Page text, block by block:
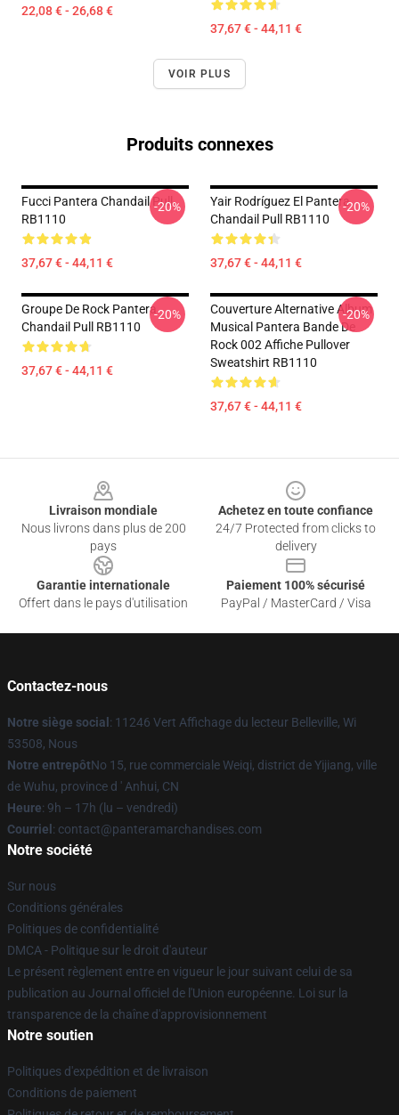
22,08 € - 26,68 €
37,67 € - 44,11 €
VOIR PLUS
Produits connexes
Fucci Pantera Chandail Pull
RB1110
37,67 € - 44,11 €
-20%
Yair Rodríguez El Pantera
Chandail Pull RB1110
37,67 € - 44,11 €
-20%
Groupe De Rock Pantera
Chandail Pull RB1110
37,67 € - 44,11 €
-20%
Couverture Alternative Album
Musical Pantera Bande De
Rock 002 Affiche Pullover
Sweatshirt RB1110
37,67 € - 44,11 €
-20%
Livraison mondiale
Nous livrons dans plus de 200
pays
Achetez en toute confiance
24/7 Protected from clicks to
delivery
Garantie internationale
Offert dans le pays d'utilisation
Paiement 100% sécurisé
PayPal / MasterCard / Visa
Contactez-nous
Notre siège social : 11246 Vert Affichage du lecteur Belleville, Wi
53508, Nous
Notre entrepôtNo 15, rue commerciale Weiqi, district de Yijiang, ville
de Wuhu, province d ' Anhui, CN
Heure: 9h – 17h (lu – vendredi)
Courriel : contact@panteramarchandises.com
Notre société
Sur nous
Conditions générales
Politiques de confidentialité
DMCA - Politique sur le droit d'auteur
Le présent règlement entre en vigueur le jour suivant celui de sa
publication au Journal officiel de l'Union européenne. Loi sur la
transparence de la chaîne d'approvisionnement
Notre soutien
Politiques d'expédition et de livraison
Conditions de paiement